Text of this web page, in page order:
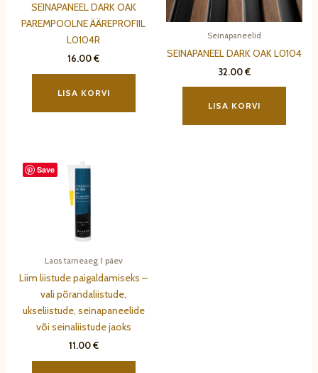
SEINAPANEEL DARK OAK
PAREMPOOLNE ÄÄREPROFIIL
L0104R
16.00€
LISA KORVI
Seinapaneelid
SEINAPANEEL DARK OAK L0104
32.00 €
LISA KORVI
Save
Laos tarneaeg 1 päev
Liim liistude paigaldamiseks –
vali põrandaliistude,
ukseliistude, seinapaneelide
või seinaliistude jaoks
11.00 €